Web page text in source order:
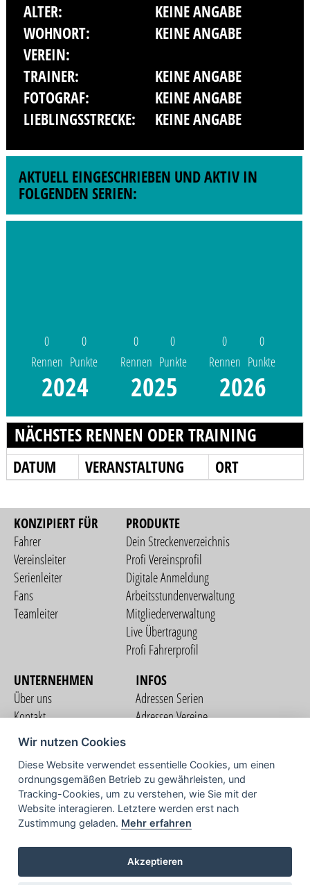
ALTER:
KEINE ANGABE
WOHNORT:
KEINE ANGABE
VEREIN:
TRAINER:
KEINE ANGABE
FOTOGRAF:
KEINE ANGABE
LIEBLINGSSTRECKE:
KEINE ANGABE
AKTUELL EINGESCHRIEBEN UND AKTIV IN
FOLGENDEN SERIEN:
0
Rennen
0
Punkte
2024
0
Rennen
0
Punkte
2025
0
Rennen
0
Punkte
2026
NÄCHSTES RENNEN ODER TRAINING
DATUM VERANSTALTUNG ORT
KONZIPIERT FÜR
Fahrer
Vereinsleiter
Serienleiter
Fans
Teamleiter
PRODUKTE
Dein Streckenverzeichnis
Profi Vereinsprofil
Digitale Anmeldung
Arbeitsstundenverwaltung
Mitgliederverwaltung
Live Übertragung
Profi Fahrerprofil
UNTERNEHMEN
Über uns
Kontakt
Nutzungsbedingungen
Datenschutzerklärung
Impressum
INFOS
Adressen Serien
Adressen Vereine
COMMUNITY
TV
Wir nutzen Cookies
Diese Website verwendet essentielle Cookies, um einen
ordnungsgemäßen Betrieb zu gewährleisten, und
Tracking-Cookies, um zu verstehen, wie Sie mit der
Website interagieren. Letztere werden erst nach
Zustimmung geladen. Mehr erfahren
Akzeptieren